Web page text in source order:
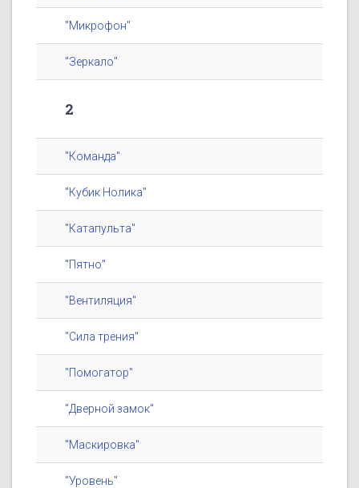
"Микрофон"
"Зеркало"
2
"Команда"
"Кубик Нолика"
"Катапульта"
"Пятно"
"Вентиляция"
"Сила трения"
"Помогатор"
"Дверной замок"
"Маскировка"
"Уровень"